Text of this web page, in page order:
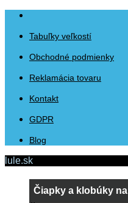
Tabuľky veľkostí
Obchodné podmienky
Reklamácia tovaru
Kontakt
GDPR
Blog
lule.sk
Čiapky a klobúky